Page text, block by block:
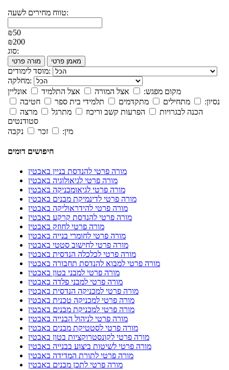
טווח מחירים לשעה:
₪50
₪200
סוג:
מורה פרטי מאמן פרטי
מוסד לימודים:
מחלקה:
מקום מפגש:
אצל המורה אצל התלמיד
אונליין
נסיון:
מתחילים מתקדמים תלמידי בית ספר
חטיבה
הכנה לבגרויות
הפרעות קשב וריכוז מתרגל
מרצה
סטודנטים
מין:
זכר נקבה
חיפושים דומים
מורה פרטי להנדסת בניין באבטין
מורה פרטי לגיאולוגיה באבטין
מורה פרטי לגיאומכניקה באבטין
מורה פרטי לדינמיקת מבנים באבטין
מורה פרטי להידראוליקה באבטין
מורה פרטי להנדסת קרקע באבטין
מורה פרטי לחוזק באבטין
מורה פרטי לחומרי בנייה באבטין
מורה פרטי לחישוב סטטי באבטין
מורה פרטי לכלכלה הנדסית באבטין
מורה פרטי למבוא להנדסת תחבורה באבטין
מורה פרטי למבני בטון באבטין
מורה פרטי למבני פלדה באבטין
מורה פרטי למכניקה הנדסית באבטין
מורה פרטי למכניקה טכנית באבטין
מורה פרטי למכניקת מבנים באבטין
מורה פרטי לניהול הבנייה באבטין
מורה פרטי לסטטיקת מבנים באבטין
מורה פרטי לקונסטרוקציות בטון באבטין
מורה פרטי לשיטות ביצוע בבנייה באבטין
מורה פרטי לתורת המדידה באבטין
מורה פרטי לתכן מבנים באבטין